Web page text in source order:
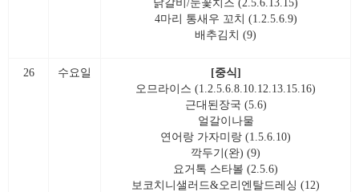
닭갈비/눈꽃치즈 (2.5.6.13.15)
4마리 통새우 꼬치 (1.2.5.6.9)
배추김치 (9)
26 수요일
[중식]
오므라이스 (1.2.5.6.8.10.12.13.15.16)
근대된장국 (5.6)
얼갈이나물
연어랑 가자미랑 (1.5.6.10)
깍두기(완) (9)
요거톡 스타볼 (2.5.6)
보코치니샐러드&오리엔탈드레싱 (12)